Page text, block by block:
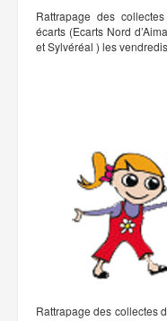
Rattrapage des
écarts (Ecarts Nord
et Sylvéréal ) les
Rattrapage des collectes